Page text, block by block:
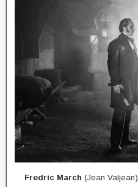
Fredric March (Jean Valjean)